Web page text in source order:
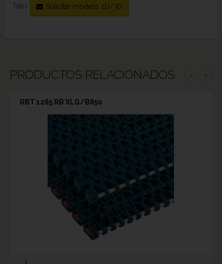
Tabs Solicitar modelo 2D/3D
PRODUCTOS RELACIONADOS ‹ ›
RBT 1265 RB XLG/B850